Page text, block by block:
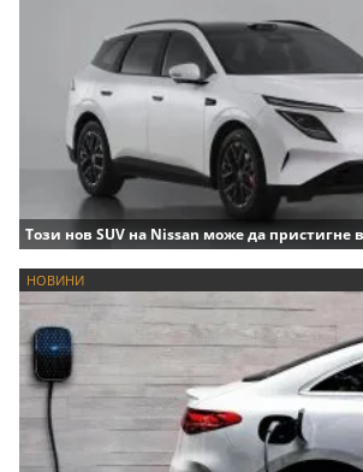
Този нов SUV на Nissan може да пристигне
НОВИНИ